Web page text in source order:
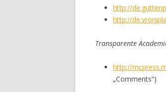
http://
http://
Transparente
http://
„Comments“)